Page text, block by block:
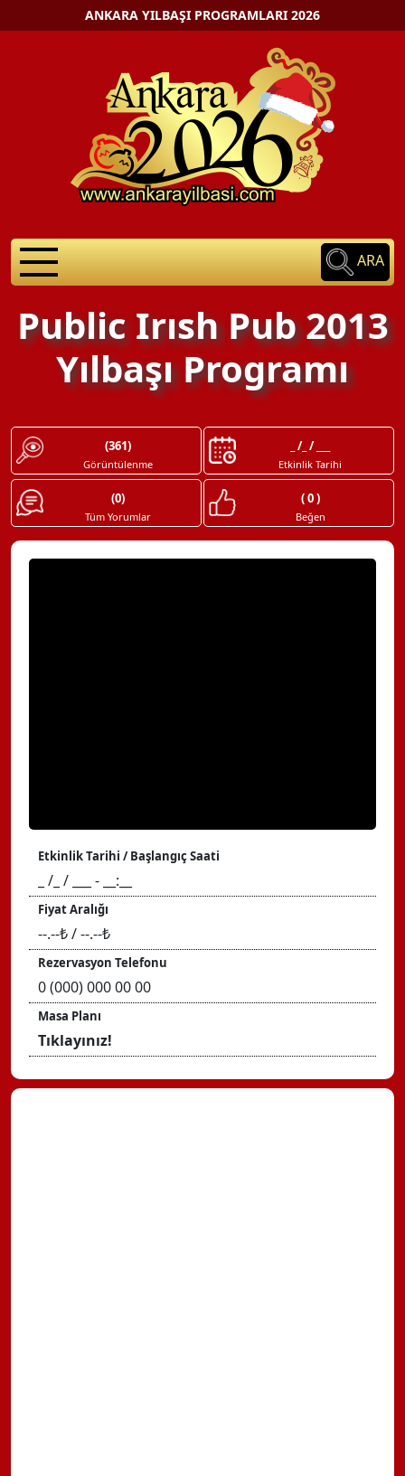
ANKARA YILBAŞI PROGRAMLARI 2026
ARA
Public Irısh Pub 2013
Yılbaşı Programı
(361)
Görüntülenme
_ /_ / ___
Etkinlik Tarihi
(0)
Tüm Yorumlar
( 0 )
Beğen
Etkinlik Tarihi / Başlangıç Saati
_ /_ / ___ - __:__
Fiyat Aralığı
--.--₺ / --.--₺
Rezervasyon Telefonu
0 (000) 000 00 00
Masa Planı
Tıklayınız!